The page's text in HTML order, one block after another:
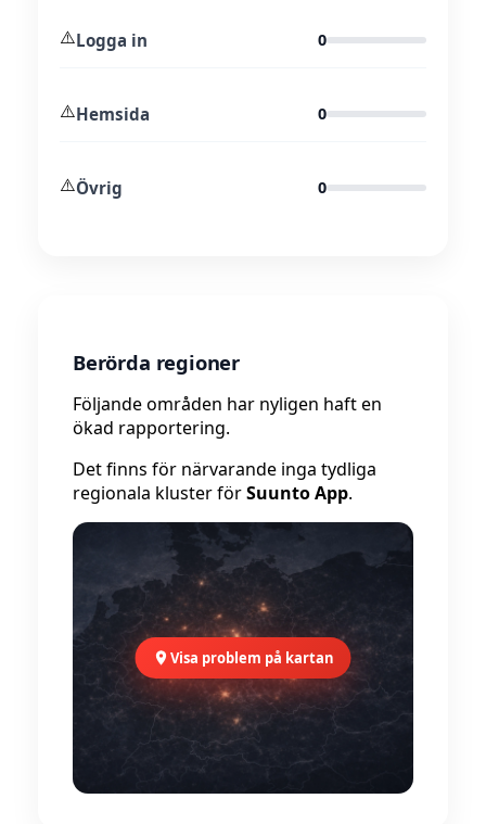
⚠️Logga in 0
⚠️Hemsida 0
⚠️Övrig 0
Berörda regioner
Följande områden har nyligen haft en
ökad rapportering.
Det finns för närvarande inga tydliga
regionala kluster förSuunto App.
Visa problem på kartan